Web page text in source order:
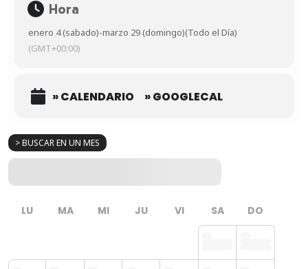
> BUSCAR EN UN MES
LU MA MI JU VI SA DO
Hora
enero 4 (sabado)-marzo 29 (domingo)(Todo el Día)
(GMT+00:00)
» CALENDARIO » GOOGLECAL